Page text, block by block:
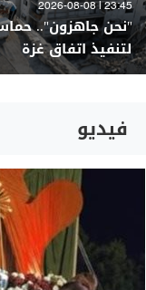
23:45 | 2026-08-08
"نحن جاهزون"..
لتنفيذ اتفاق غزة
فيديو